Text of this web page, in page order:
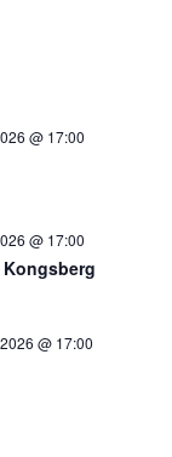
@ 17:00
@ 17:00
@ 17:00